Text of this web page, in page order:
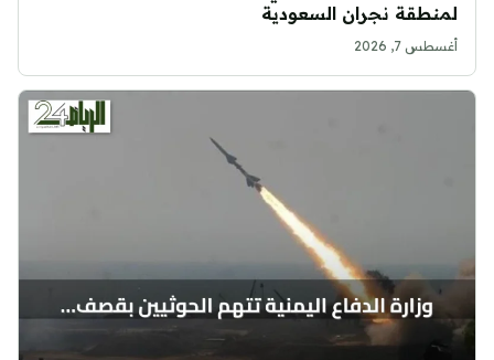
لمنطقة نجران السعودية
أغسطس 7, 2026